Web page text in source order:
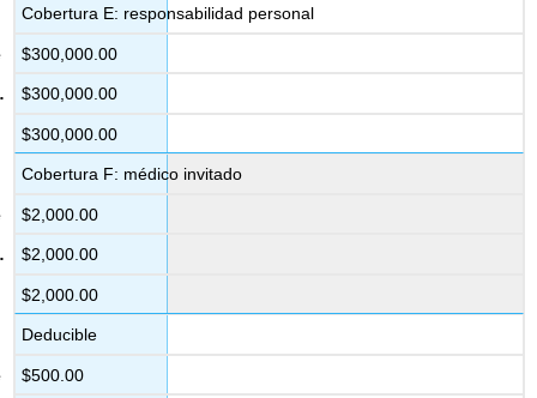
Cobertura E: responsabilidad personal
$300,000.00
$300,000.00
$300,000.00
Cobertura F: médico invitado
$2,000.00
$2,000.00
$2,000.00
Deducible
$500.00